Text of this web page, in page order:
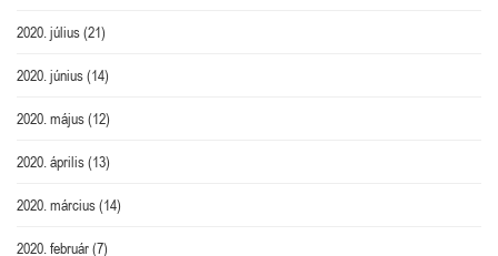
2020. július(21)
2020. június(14)
2020. május(12)
2020. április(13)
2020. március(14)
2020. február(7)